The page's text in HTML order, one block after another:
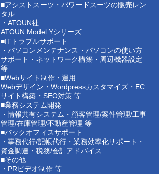
■アシストスーツ・パワードスーツの販売レン
タル
・ATOUN社
ATOUN Model Yシリーズ
■ITトラブルサポート
・パソコンメンテナンス・パソコンの使い方
サポート・ネットワーク構築・周辺機器設定
等
■Webサイト制作・運用
Webデザイン・Wordpressカスタマイズ・EC
サイト構築・SEO対策 等
■業務システム開発
・情報共有システム・顧客管理/案件管理/工事
管理/在庫管理/不動産管理 等
■バックオフィスサポート
・事務代行/記帳代行・業務効率化サポート・
資金調達・税務/会計アドバイス
■その他
・PRビデオ制作 等